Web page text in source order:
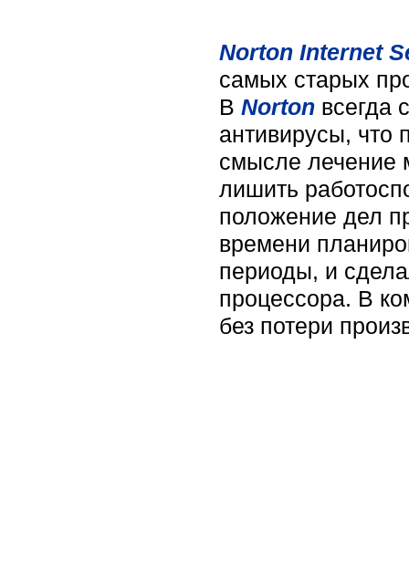
Norton Internet
самых старых
В Norton всегда
антивирусы, что
смысле лечение
лишить
положение дел
времени
периоды, и
процессора. В
без потери